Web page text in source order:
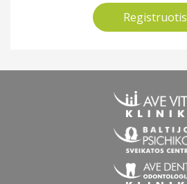
Registruotis